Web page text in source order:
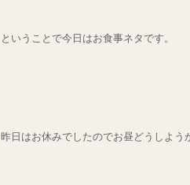
ということで今日はお食事ネタです。
昨日はお休みでしたのでお昼どうしよう